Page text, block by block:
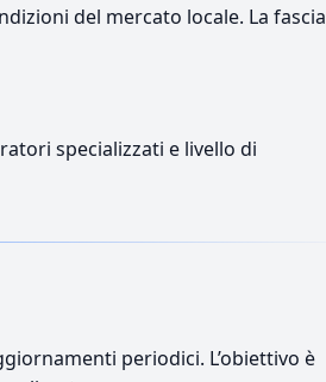
del mercato locale. La fascia
specializzati e livello di
periodici. L’obiettivo è